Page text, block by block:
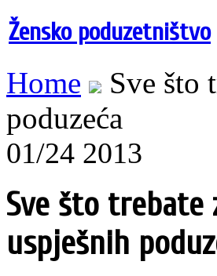
Žensko poduzetništvo
Home
Sve što
poduzeća
01/24 2013
Sve što
uspješnih